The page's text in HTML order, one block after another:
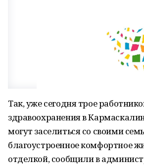
Так, уже сегодня трое
здравоохранения в
могут заселиться со своими
благоустроенное комфортное
отделкой, сообщили в